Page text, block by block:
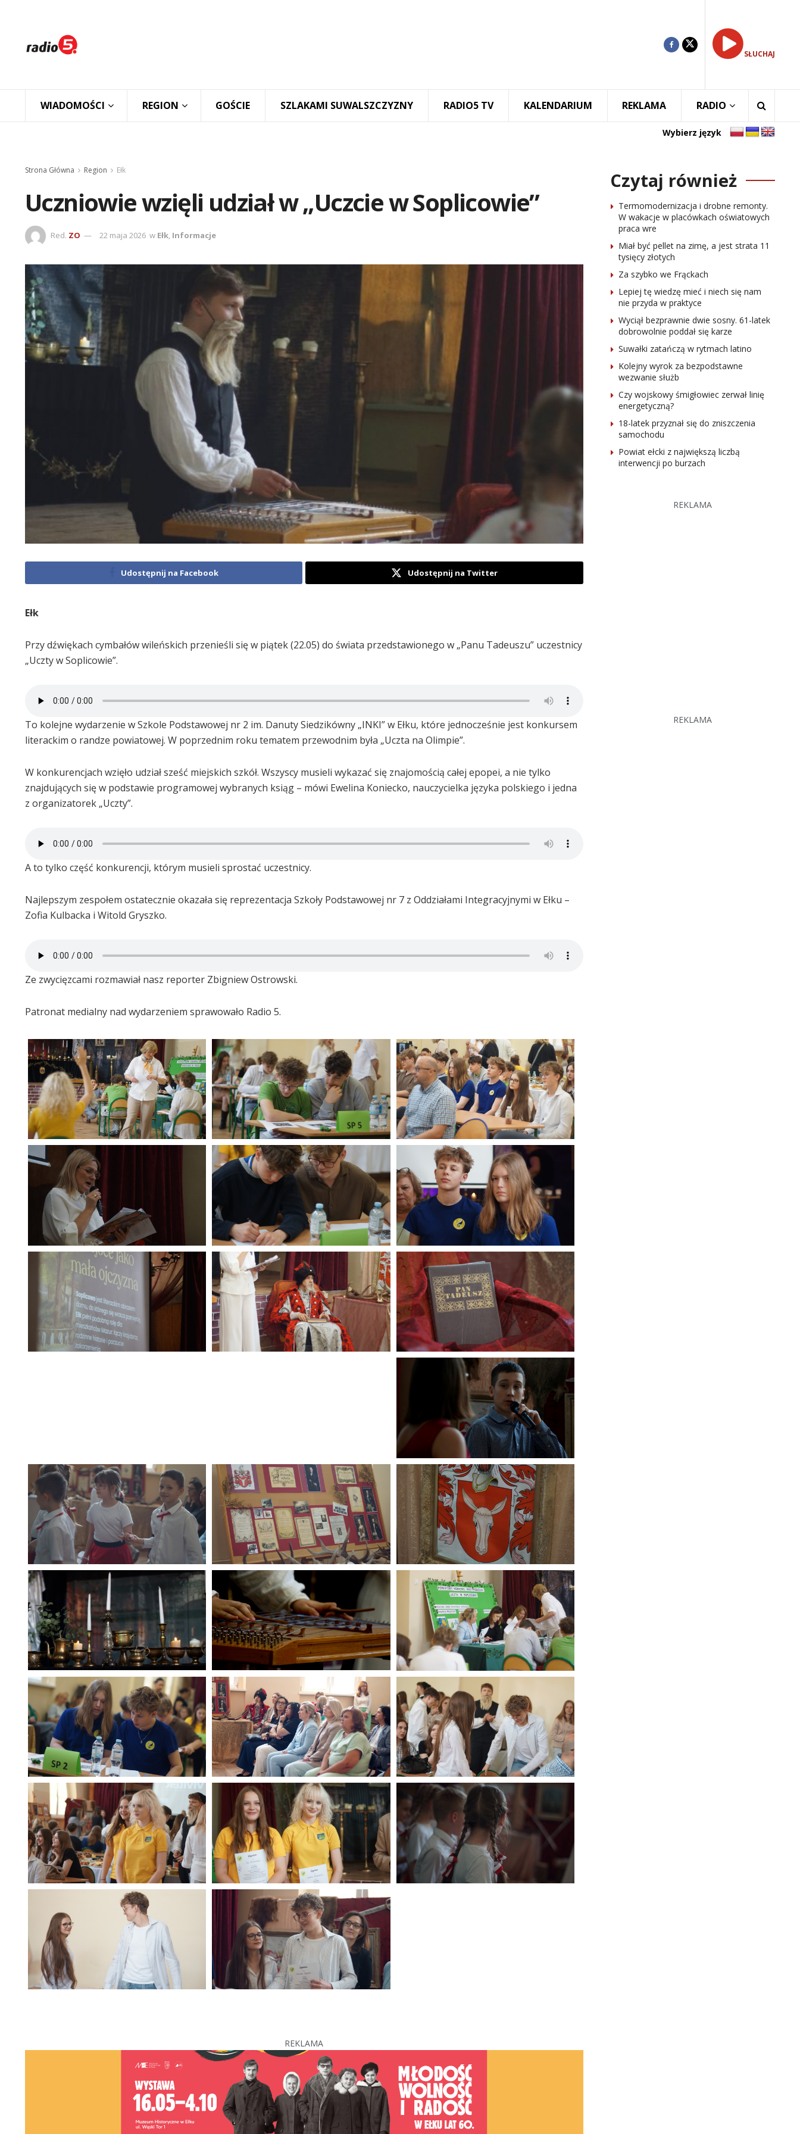
SŁUCHAJ
WIADOMOŚCI REGION GOŚCIE SZLAKAMI SUWALSZCZYZNY RADIO5 TV KALENDARIUM REKLAMA RADIO
Wybierz język
Strona Główna Region Ełk
Uczniowie wzięli udział w „Uczcie w Soplicowie”
Red. ZO 22 maja 2026 w Ełk, Informacje
Udostępnij na Facebook Udostępnij na Twitter
Ełk
Przy dźwiękach cymbałów wileńskich przenieśli się w piątek (22.05) do świata przedstawionego w „Panu Tadeuszu” uczestnicy
„Uczty w Soplicowie”.
To kolejne wydarzenie w Szkole Podstawowej nr 2 im. Danuty Siedzikówny „INKI” w Ełku, które jednocześnie jest konkursem
literackim o randze powiatowej. W poprzednim roku tematem przewodnim była „Uczta na Olimpie”.
W konkurencjach wzięło udział sześć miejskich szkół. Wszyscy musieli wykazać się znajomością całej epopei, a nie tylko
znajdujących się w podstawie programowej wybranych ksiąg – mówi Ewelina Koniecko, nauczycielka języka polskiego i jedna
z organizatorek „Uczty”.
A to tylko część konkurencji, którym musieli sprostać uczestnicy.
Najlepszym zespołem ostatecznie okazała się reprezentacja Szkoły Podstawowej nr 7 z Oddziałami Integracyjnymi w Ełku –
Zofia Kulbacka i Witold Gryszko.
Ze zwycięzcami rozmawiał nasz reporter Zbigniew Ostrowski.
Patronat medialny nad wydarzeniem sprawowało Radio 5.
REKLAMA
Czytaj również
Termomodernizacja i drobne remonty.
W wakacje w placówkach oświatowych
praca wre
Miał być pellet na zimę, a jest strata 11
tysięcy złotych
Za szybko we Frąckach
Lepiej tę wiedzę mieć i niech się nam
nie przyda w praktyce
Wyciął bezprawnie dwie sosny. 61-latek
dobrowolnie poddał się karze
Suwałki zatańczą w rytmach latino
Kolejny wyrok za bezpodstawne
wezwanie służb
Czy wojskowy śmigłowiec zerwał linię
energetyczną?
18-latek przyznał się do zniszczenia
samochodu
Powiat ełcki z największą liczbą
interwencji po burzach
REKLAMA
REKLAMA